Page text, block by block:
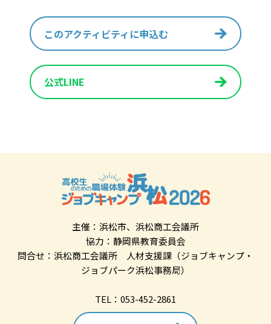
このアクティビティに申込む
公式LINE
主催：浜松市、浜松商工会議所
協力：静岡県教育委員会
問合せ：浜松商工会議所 人材支援課（ジョブキャンプ・
ジョブパーク浜松事務局）
TEL：053-452-2861